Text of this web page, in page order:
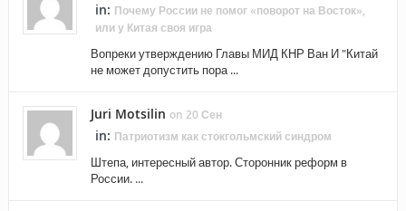
in: Почему России не помог «поворот на Восток»,
или у Китая своя игра
Вопреки утверждению Главы МИД КНР Ван И "Китай
не может допустить пора ...
Juri Motsilin on 20 Сен
in: Патриотизм как стокгольмский синдром
Штепа, интересный автор. Сторонник реформ в
России. ...